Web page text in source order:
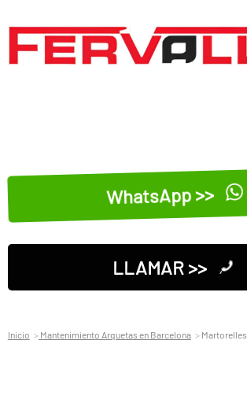
WhatsApp >>
LLAMAR >>
Inicio Mantenimiento Arquetas en Barcelona Martorelles